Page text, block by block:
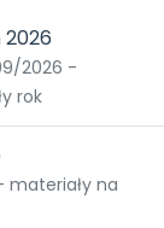
2026 -
rok
materiały na